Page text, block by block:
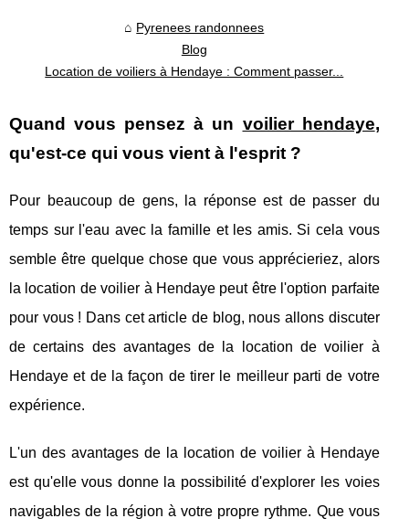
Pyrenees randonnees
Blog
Location de voiliers à Hendaye : Comment passer...
Quand vous pensez à un voilier hendaye,
qu'est-ce qui vous vient à l'esprit ?
Pour beaucoup de gens, la réponse est de passer du
temps sur l'eau avec la famille et les amis. Si cela vous
semble être quelque chose que vous apprécieriez, alors
la location de voilier à Hendaye peut être l'option parfaite
pour vous ! Dans cet article de blog, nous allons discuter
de certains des avantages de la location de voilier à
Hendaye et de la façon de tirer le meilleur parti de votre
expérience.
L'un des avantages de la location de voilier à Hendaye
est qu'elle vous donne la possibilité d'explorer les voies
navigables de la région à votre propre rythme. Que vous